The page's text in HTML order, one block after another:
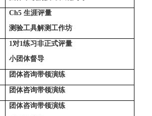
Ch5生涯评量
测验工具解测工作坊
1 对1练习非正式评量
小团体督导
团体咨询带领演练
团体咨询带领演练
团体咨询带领演练